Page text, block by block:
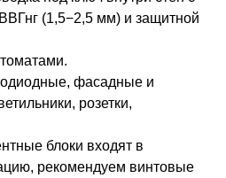
(1,5−2,5 мм) и защитной
фасадные и
розетки,
блоки входят в
рекомендуем винтовые